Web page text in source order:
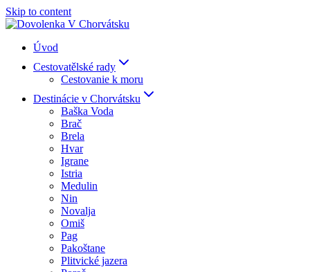
Skip to content
Úvod
Cestovatělské rady
Cestovanie k moru
Destinácie v Chorvátsku
Baška Voda
Brač
Brela
Hvar
Igrane
Istria
Medulin
Nin
Novalja
Omiš
Pag
Pakoštane
Plitvické jazera